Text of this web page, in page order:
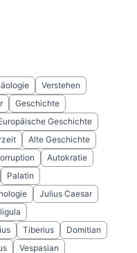
Verstehen
Geschichte
Geschichte
Alte Geschichte
Autokratie
Palatin
Julius Caesar
Tiberius
Domitian
Vespasian